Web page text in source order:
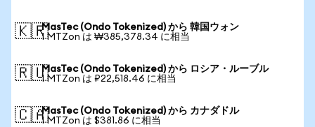
🇰🇷MasTec (Ondo Tokenized) から 韓国ウォン
1 MTZon は ₩385,378.34 に相当
🇷🇺MasTec (Ondo Tokenized) から ロシア・ルーブル
1 MTZon は ₽22,518.46 に相当
🇨🇦MasTec (Ondo Tokenized) から カナダドル
1 MTZon は $381.86 に相当